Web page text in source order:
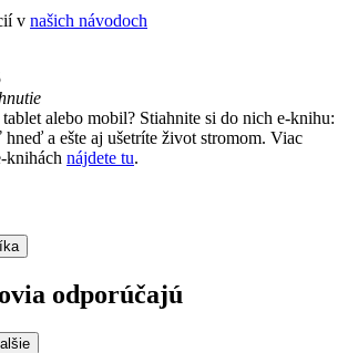
v našich návodoch
alebo mobil? Stiahnite si do nich e-knihu:
a ešte aj ušetríte život stromom. Viac
knihách nájdete tu.
odporúčajú